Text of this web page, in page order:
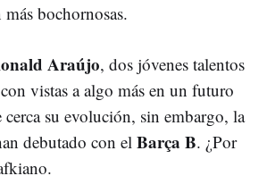
bochornosas.
Araújo, dos jóvenes talentos
vistas a algo más en un futuro
su evolución, sin embargo, la
debutado con el Barça B. ¿Por